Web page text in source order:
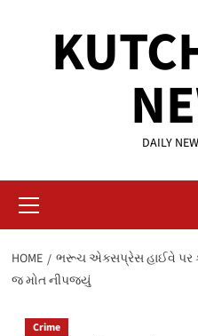
DAILY
Menu
HOME
ભરૂચ એક્સપ્રેસ હાઈવે પર
જ મોત નીપજયું
Crime